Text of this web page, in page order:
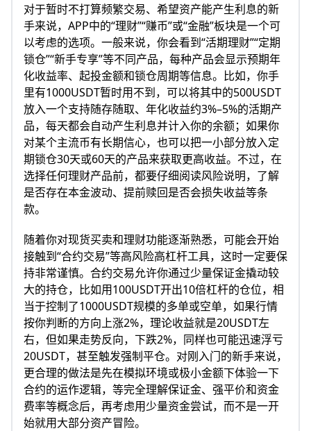
对于暂时不打算频繁交易、希望资产能产生利息的新
手来说，APP中的“理财”“赚币”或“金融”板块是一个可
以考虑的选项。一般来说，你会看到“活期理财”“定期
锁仓”“新手专享”等不同产品，每种产品会显示预期年
化收益率、起投金额和锁仓周期等信息。比如，你手
里有1000USDT暂时用不到，可以将其中的500USDT
放入一个支持随存随取、年化收益约3%–5%的活期产
品，每天都会自动产生利息并计入你的余额；如果你
对某个主流币有长期信心，也可以把一小部分放入定
期锁仓30天或60天的产品来获取更高收益。不过，在
选择任何理财产品前，都要仔细阅读风险说明，了解
是否存在本金波动、提前赎回是否会损失收益等条
款。
随着你对现货买卖和理财功能逐渐熟悉，可能会开始
接触到“合约交易”等高风险高杠杆工具，这时一定要保
持非常谨慎。合约交易允许你通过少量保证金撬动较
大的持仓，比如用100USDT开出10倍杠杆的仓位，相
当于控制了1000USDT规模的多单或空单，如果行情
按你判断的方向上涨2%，理论收益就是20USDT左
右，但如果走势反向，下跌2%，同样也可能迅速浮亏
20USDT，甚至触发强制平仓。对刚入门的新手来说，
更合理的做法是先在模拟环境或极小金额下体验一下
合约的运作逻辑，等完全理解保证金、强平价和资金
费率等概念后，再考虑用少量资金尝试，而不是一开
始就用大部分资产冒险。